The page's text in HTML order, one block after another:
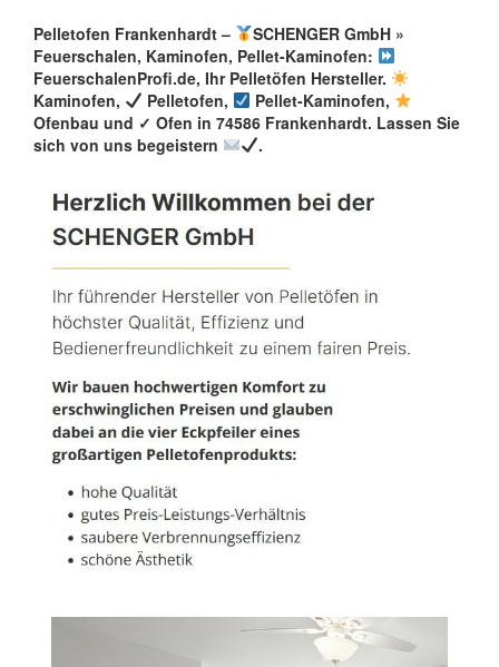
Pelletofen Frankenhardt –
SCHENGER GmbH »
Feuerschalen, Kaminofen, Pellet-Kaminofen:
FeuerschalenProfi.de, Ihr Pelletöfen Hersteller.
Kaminofen,
Pelletofen,
Pellet-Kaminofen,
Ofenbau und ✓ Ofen in 74586 Frankenhardt. Lassen Sie
sich von uns begeistern
.